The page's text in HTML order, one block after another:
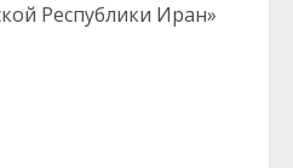
Республики Иран»